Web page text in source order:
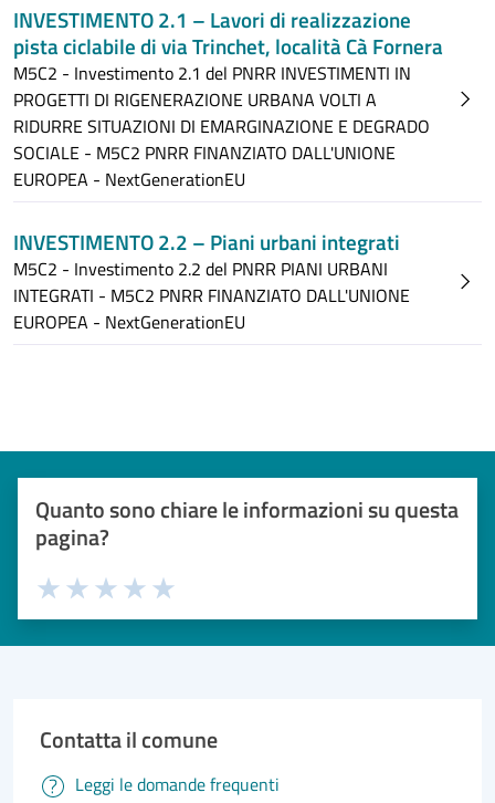
INVESTIMENTO 2.1 – Lavori di realizzazione
pista ciclabile di via Trinchet, località Cà Fornera
M5C2 - Investimento 2.1 del PNRR INVESTIMENTI IN
PROGETTI DI RIGENERAZIONE URBANA VOLTI A
RIDURRE SITUAZIONI DI EMARGINAZIONE E DEGRADO
SOCIALE - M5C2 PNRR FINANZIATO DALL'UNIONE
EUROPEA - NextGenerationEU
INVESTIMENTO 2.2 – Piani urbani integrati
M5C2 - Investimento 2.2 del PNRR PIANI URBANI
INTEGRATI - M5C2 PNRR FINANZIATO DALL'UNIONE
EUROPEA - NextGenerationEU
Quanto sono chiare le informazioni su questa
pagina?
Valuta 5 stelle su 5
Valuta 4 stelle su 5
Valuta 3 stelle su 5
Valuta 2 stelle su 5
Valuta 1 stelle su 5
Contatta il comune
Leggi le domande frequenti